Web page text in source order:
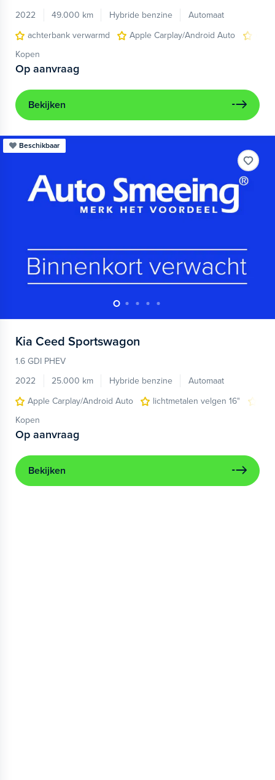
2022
49.000 km Hybride benzine
Automaat
achterbank verwarmd
Apple Carplay/Android Auto
Kopen
Op aanvraag
Bekijken
Beschikbaar
Kia Ceed Sportswagon
1.6 GDI PHEV
2022
25.000 km Hybride benzine
Automaat
Apple Carplay/Android Auto
lichtmetalen velgen 16"
Kopen
Op aanvraag
Bekijken